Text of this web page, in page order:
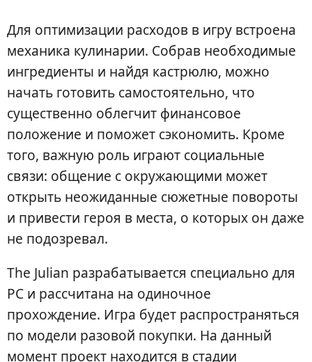
Для оптимизации расходов в игру встроена
механика кулинарии. Собрав необходимые
ингредиенты и найдя кастрюлю, можно
начать готовить самостоятельно, что
существенно облегчит финансовое
положение и поможет сэкономить. Кроме
того, важную роль играют социальные
связи: общение с окружающими может
открыть неожиданные сюжетные повороты
и привести героя в места, о которых он даже
не подозревал.
The Julian разрабатывается специально для
PC и рассчитана на одиночное
прохождение. Игра будет распространяться
по модели разовой покупки. На данный
момент проект находится в стадии